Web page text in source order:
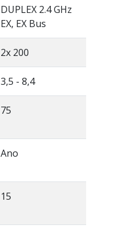
DUPLEX 2.4 GHz
EX, EX Bus
2x 200
3,5 - 8,4
75
Ano
15